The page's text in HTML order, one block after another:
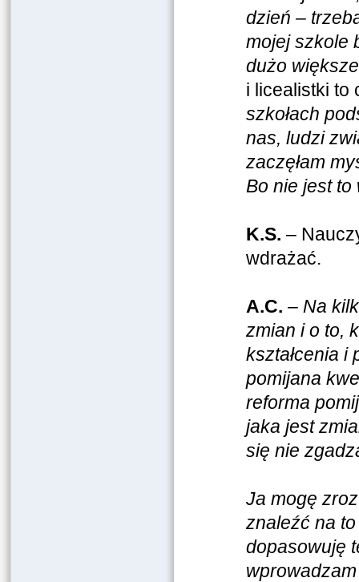
dzień –
mojej szkole
dużo
i licealistki to
szkołach
nas, ludzi
zaczęłam
Bo nie jest
K.S. –
wdrażać.
A.C. – Na
zmian i o to,
kształcenia i
pomijana
reforma
jaka jest
się nie
Ja mogę
znaleźć na
dopasowuję